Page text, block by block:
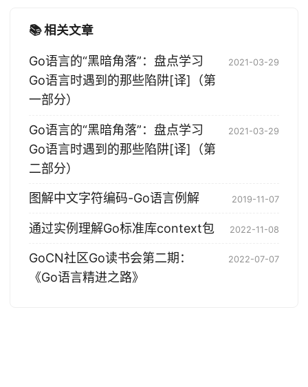
📚 相关文章
Go语言的“黑暗角落”：盘点学习
Go语言时遇到的那些陷阱[译]（第
一部分）
2021-03-29
Go语言的“黑暗角落”：盘点学习
Go语言时遇到的那些陷阱[译]（第
二部分）
2021-03-29
图解中文字符编码-Go语言例解 2019-11-07
通过实例理解Go标准库context包 2022-11-08
GoCN社区Go读书会第二期：
《Go语言精进之路》
2022-07-07